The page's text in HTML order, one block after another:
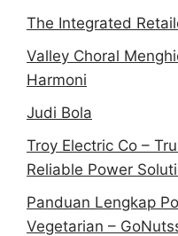
The Integrated
Valley Choral
Harmoni
Judi Bola
Troy Electric Co –
Reliable Power
Panduan Lengkap
Vegetarian –